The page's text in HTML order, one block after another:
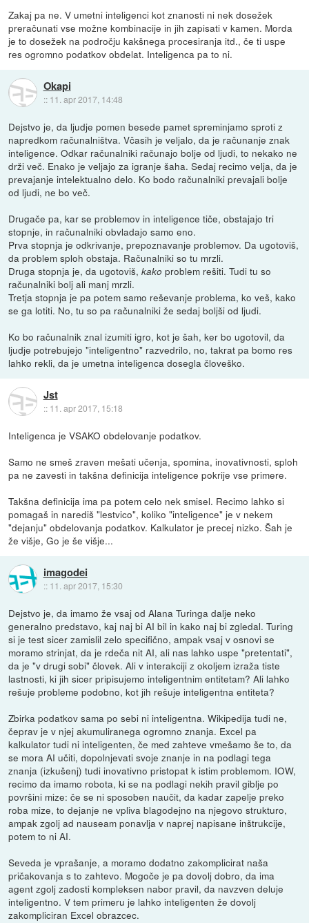
Zakaj pa ne. V umetni inteligenci kot znanosti ni nek dosežek
preračunati vse možne kombinacije in jih zapisati v kamen. Morda
je to dosežek na področju kakšnega procesiranja itd., če ti uspe
res ogromno podatkov obdelat. Inteligenca pa to ni.
Okapi
:: 11. apr 2017, 14:48
Dejstvo je, da ljudje pomen besede pamet spreminjamo sproti z
napredkom računalništva. Včasih je veljalo, da je računanje znak
inteligence. Odkar računalniki računajo bolje od ljudi, to nekako ne
drži več. Enako je veljajo za igranje šaha. Sedaj recimo velja, da je
prevajanje intelektualno delo. Ko bodo računalniki prevajali bolje
od ljudi, ne bo več.
Drugače pa, kar se problemov in inteligence tiče, obstajajo tri
stopnje, in računalniki obvladajo samo eno.
Prva stopnja je odkrivanje, prepoznavanje problemov. Da ugotoviš,
da problem sploh obstaja. Računalniki so tu mrzli.
Druga stopnja je, da ugotoviš,kakoproblem rešiti. Tudi tu so
računalniki bolj ali manj mrzli.
Tretja stopnja je pa potem samo reševanje problema, ko veš, kako
se ga lotiti. No, tu so pa računalniki že sedaj boljši od ljudi.
Ko bo računalnik znal izumiti igro, kot je šah, ker bo ugotovil, da
ljudje potrebujejo "inteligentno" razvedrilo, no, takrat pa bomo res
lahko rekli, da je umetna inteligenca dosegla človeško.
Jst
:: 11. apr 2017, 15:18
Inteligenca je VSAKO obdelovanje podatkov.
Samo ne smeš zraven mešati učenja, spomina, inovativnosti, sploh
pa ne zavesti in takšna definicija inteligence pokrije vse primere.
Takšna definicija ima pa potem celo nek smisel. Recimo lahko si
pomagaš in narediš "lestvico", koliko "inteligence" je v nekem
"dejanju" obdelovanja podatkov. Kalkulator je precej nizko. Šah je
že višje, Go je še višje...
imagodei
:: 11. apr 2017, 15:30
Dejstvo je, da imamo že vsaj od Alana Turinga dalje neko
generalno predstavo, kaj naj bi AI bil in kako naj bi zgledal. Turing
si je test sicer zamislil zelo specifično, ampak vsaj v osnovi se
moramo strinjat, da je rdeča nit AI, ali nas lahko uspe "pretentati",
da je "v drugi sobi" človek. Ali v interakciji z okoljem izraža tiste
lastnosti, ki jih sicer pripisujemo inteligentnim entitetam? Ali lahko
rešuje probleme podobno, kot jih rešuje inteligentna entiteta?
Zbirka podatkov sama po sebi ni inteligentna. Wikipedija tudi ne,
čeprav je v njej akumuliranega ogromno znanja. Excel pa
kalkulator tudi ni inteligenten, če med zahteve vmešamo še to, da
se mora AI učiti, dopolnjevati svoje znanje in na podlagi tega
znanja (izkušenj) tudi inovativno pristopat k istim problemom. IOW,
recimo da imamo robota, ki se na podlagi nekih pravil giblje po
površini mize: če se ni sposoben naučit, da kadar zapelje preko
roba mize, to dejanje ne vpliva blagodejno na njegovo strukturo,
ampak zgolj ad nauseam ponavlja v naprej napisane inštrukcije,
potem to ni AI.
Seveda je vprašanje, a moramo dodatno zakomplicirat naša
pričakovanja s to zahtevo. Mogoče je pa dovolj dobro, da ima
agent zgolj zadosti kompleksen nabor pravil, da navzven deluje
inteligentno. V tem primeru je lahko inteligenten že dovolj
zakompliciran Excel obrazcec.